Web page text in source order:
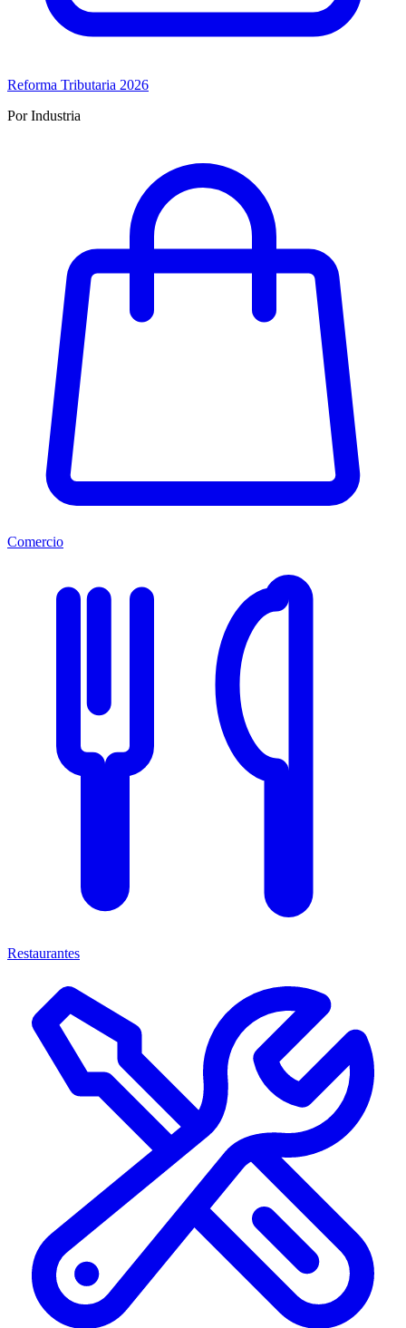
Reforma Tributaria 2026
Por Industria
Comercio
Restaurantes